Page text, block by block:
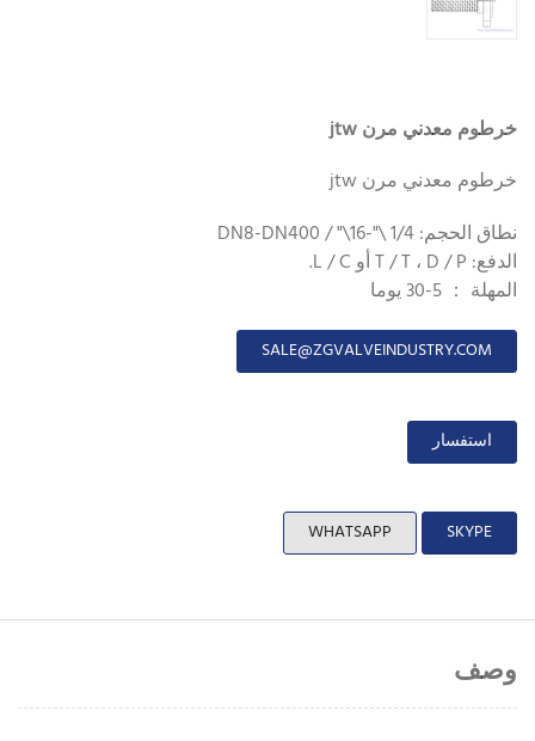
خرطوم معدني مرن jtw
خرطوم معدني مرن jtw
نطاق الحجم: 1/4 \"-16\" / DN8-DN400
الدفع: T / T ، D / P أو L / C.
المهلة ： 5-30 يوما
SALE@ZGVALVEINDUSTRY.COM
استفسار
SKYPE
WHATSAPP
وصف